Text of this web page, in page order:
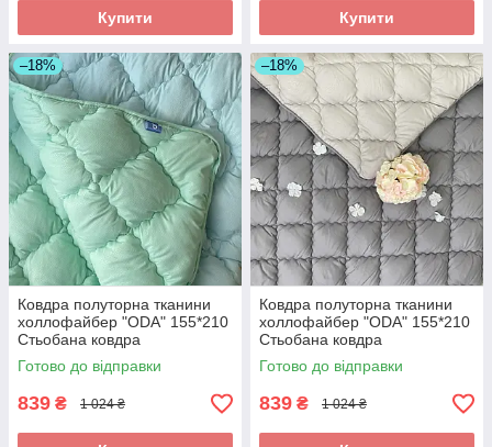
Купити Купити
–18%
Ковдра полуторна тканини
холлофайбер "ODA" 155*210
Стьобана ковдра
Готово до відправки
839 ₴ 1 024 ₴
–18%
Ковдра полуторна тканини
холлофайбер "ODA" 155*210
Стьобана ковдра
Готово до відправки
839 ₴ 1 024 ₴